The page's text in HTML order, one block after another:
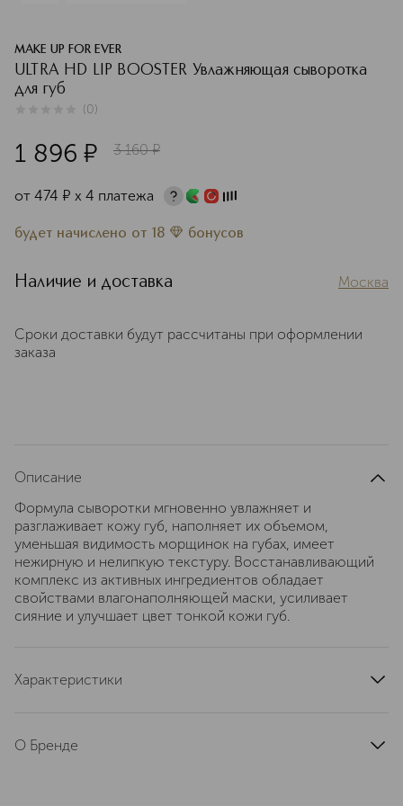
MAKE UP FOR EVER
ULTRA HD LIP BOOSTER Увлажняющая сыворотка
для губ
(0)
1 896 ¤ 3 160 ¤
от 474 ¤ х 4 платежа
будет начислено от 18 бонусов
Наличие и доставка Москва
Сроки доставки будут рассчитаны при оформлении
заказа
Описание
Формула сыворотки мгновенно увлажняет и
разглаживает кожу губ, наполняет их объемом,
уменьшая видимость морщинок на губах, имеет
нежирную и нелипкую текстуру. Восстанавливающий
комплекс из активных ингредиентов обладает
свойствами влагонаполняющей маски, усиливает
сияние и улучшает цвет тонкой кожи губ.
Характеристики
артикул
О Бренде